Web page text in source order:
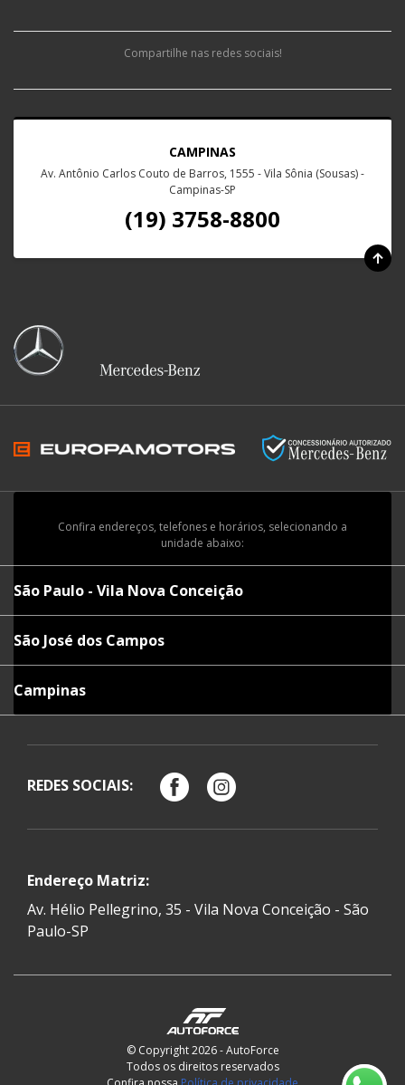
Compartilhe nas redes sociais!
CAMPINAS
Av. Antônio Carlos Couto de Barros, 1555 - Vila Sônia (Sousas) -
Campinas-SP
(19) 3758-8800
Confira endereços, telefones e horários, selecionando a
unidade abaixo:
São Paulo - Vila Nova Conceição
São José dos Campos
Campinas
REDES SOCIAIS:
Endereço Matriz:
Av. Hélio Pellegrino, 35 - Vila Nova Conceição - São
Paulo-SP
© Copyright 2026 - AutoForce
Todos os direitos reservados